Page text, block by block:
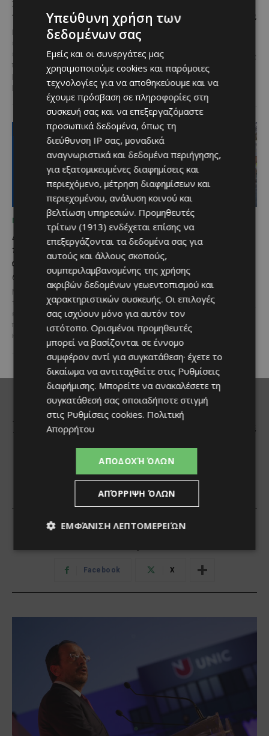
καλοκαιρινή διάθεση
Μία από τις πιο γευστικές
εκδηλώσεις του καλοκαιριού
επιστρέφει στα Λεύκαρα,
προσκαλώντας μικρούς και
μεγάλους να απολαύσουν
μοναδικές...
παραδοσιακές γεύσεις και
πλούσιο πρόγραμμα
ραντεβού στον Πρωταρά, καθώς
το 10ο Φεστιβάλ Αγροτικού
Πολιτισμού θα πραγματοποιηθεί
στις 2...
ΜΈΝΟΥΜΕ ΕΝΗΜΕΡΩΜΈΝΟΙ
Διεθνώς αναγνωρισμένα
κρασιά στην κορυφαία
σχέση ποιότητας-τιμής
από τη Lidl Κύπρου
Με σφραγίδα ποιότητας από
τους Masters of Wine, η κάβα της
εταιρείας συνδυάζει εξαιρετική
ποικιλία, διεθνείς διακρίσεις
και...
ΜΈΝΟΥΜΕ ΕΝΗΜΕΡΩΜΈΝΟΙ
Ξεκίνησε η
αντικατάσταση 100
χιλιομέτρων δικτύου
ύδρευσης στο κέντρο της
Λεμεσού
Έργο προϋπολογισμού €9,2 εκατ.
με συγχρηματοδότηση από την
Ε.Ε. Με τελετή που
πραγματοποιήθηκε το πρωί της
Πέμπτης, 6 Αυγούστου...
Υπεύθυνη χρήση των
δεδομένων σας
Εμείς και οι συνεργάτες μας
χρησιμοποιούμε cookies και παρόμοιες
τεχνολογίες για να αποθηκεύουμε και να
έχουμε πρόσβαση σε πληροφορίες στη
συσκευή σας και να επεξεργαζόμαστε
προσωπικά δεδομένα, όπως τη
διεύθυνση IP σας, μοναδικά
αναγνωριστικά και δεδομένα περιήγησης,
για εξατομικευμένες διαφημίσεις και
περιεχόμενο, μέτρηση διαφημίσεων και
περιεχομένου, ανάλυση κοινού και
βελτίωση υπηρεσιών. Προμηθευτές
τρίτων (1913) ενδέχεται επίσης να
επεξεργάζονται τα δεδομένα σας για
αυτούς και άλλους σκοπούς,
συμπεριλαμβανομένης της χρήσης
ακριβών δεδομένων γεωεντοπισμού και
χαρακτηριστικών συσκευής. Οι επιλογές
σας ισχύουν μόνο για αυτόν τον
ιστότοπο. Ορισμένοι προμηθευτές
μπορεί να βασίζονται σε έννομο
συμφέρον αντί για συγκατάθεση· έχετε το
δικαίωμα να αντιταχθείτε στις Ρυθμίσεις
διαφήμισης. Μπορείτε να ανακαλέσετε τη
συγκατάθεσή σας οποιαδήποτε στιγμή
στις Ρυθμίσεις cookies. Πολιτική
Απορρήτου
ΑΠΟΔΟΧΉ ΌΛΩΝ
ΑΠΌΡΡΙΨΗ ΌΛΩΝ
ΕΜΦΆΝΙΣΗ ΛΕΠΤΟΜΕΡΕΙΏΝ